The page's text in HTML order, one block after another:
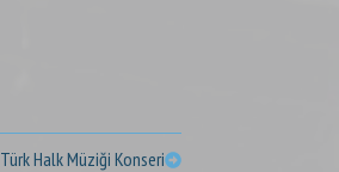
Türk Halk Müziği Konseri